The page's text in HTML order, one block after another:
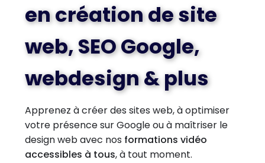
en création de site
web, SEO Google,
webdesign & plus
Apprenez à créer des sites web, à optimiser
votre présence sur Google ou à maîtriser le
design web avec nos formations vidéo
accessibles à tous, à tout moment.